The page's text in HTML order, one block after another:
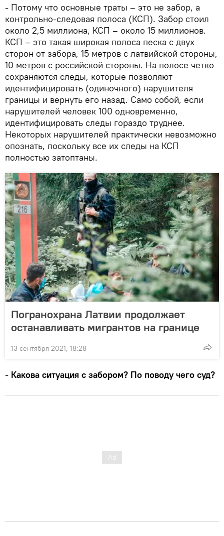
- Потому что основные траты – это не забор, а
контрольно-следовая полоса (КСП). Забор стоил
около 2,5 миллиона, КСП – около 15 миллионов.
КСП – это такая широкая полоса песка с двух
сторон от забора, 15 метров с латвийской стороны,
10 метров с российской стороны. На полосе четко
сохраняются следы, которые позволяют
идентифицировать (одиночного) нарушителя
границы и вернуть его назад. Само собой, если
нарушителей человек 100 одновременно,
идентифицировать следы гораздо труднее.
Некоторых нарушителей практически невозможно
опознать, поскольку все их следы на КСП
полностью затоптаны.
Погранохрана Латвии продолжает
останавливать мигрантов на границе
13 сентября 2021, 18:28
- Какова ситуация с забором? По поводу чего суд?